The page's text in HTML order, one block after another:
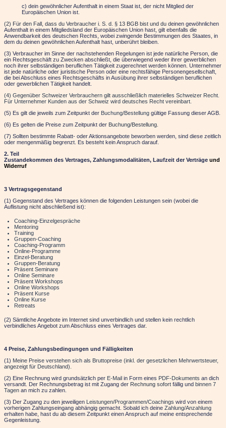
c) dein gewöhnlicher Aufenthalt in einem Staat ist, der nicht Mitglied der
Europäischen Union ist.
(2) Für den Fall, dass du Verbraucher i. S. d. § 13 BGB bist und du deinen gewöhnlichen
Aufenthalt in einem Mitgliedsland der Europäischen Union hast, gilt ebenfalls die
Anwendbarkeit des deutschen Rechts, wobei zwingende Bestimmungen des Staates, in
dem du deinen gewöhnlichen Aufenthalt hast, unberührt bleiben.
(3) Verbraucher im Sinne der nachstehenden Regelungen ist jede natürliche Person, die
ein Rechtsgeschäft zu Zwecken abschließt, die überwiegend weder ihrer gewerblichen
noch ihrer selbständigen beruflichen Tätigkeit zugerechnet werden können. Unternehmer
ist jede natürliche oder juristische Person oder eine rechtsfähige Personengesellschaft,
die bei Abschluss eines Rechtsgeschäfts in Ausübung ihrer selbständigen beruflichen
oder gewerblichen Tätigkeit handelt.
(4) Gegenüber Schweizer Verbrauchern gilt ausschließlich materielles Schweizer Recht.
Für Unternehmer Kunden aus der Schweiz wird deutsches Recht vereinbart.
(5) Es gilt die jeweils zum Zeitpunkt der Buchung/Bestellung gültige Fassung dieser AGB.
(6) Es gelten die Preise zum Zeitpunkt der Buchung/Bestellung.
(7) Sollten bestimmte Rabatt- oder Aktionsangebote beworben werden, sind diese zeitlich
oder mengenmäßig begrenzt. Es besteht kein Anspruch darauf.
2. Teil
Zustandekommen des Vertrages, Zahlungsmodalitäten, Laufzeit der Verträge und
Widerruf
3 Vertragsgegenstand
(1) Gegenstand des Vertrages können die folgenden Leistungen sein (wobei die
Auflistung nicht abschließend ist):
Coaching-Einzelgespräche
Mentoring
Training
Gruppen-Coaching
Coaching-Programm
Online-Programme
Einzel-Beratung
Gruppen-Beratung
Präsent Seminare
Online Seminare
Präsent Workshops
Online Workshops
Präsent Kurse
Online Kurse
Retreats
(2) Sämtliche Angebote im Internet sind unverbindlich und stellen kein rechtlich
verbindliches Angebot zum Abschluss eines Vertrages dar.
4 Preise, Zahlungsbedingungen und Fälligkeiten
(1) Meine Preise verstehen sich als Bruttopreise (inkl. der gesetzlichen Mehrwertsteuer,
angezeigt für Deutschland).
(2) Eine Rechnung wird grundsätzlich per E-Mail in Form eines PDF-Dokuments an dich
versandt. Der Rechnungsbetrag ist mit Zugang der Rechnung sofort fällig und binnen 7
Tagen an mich zu zahlen.
(3) Der Zugang zu den jeweiligen Leistungen/Programmen/Coachings wird von einem
vorherigen Zahlungseingang abhängig gemacht. Sobald ich deine Zahlung/Anzahlung
erhalten habe, hast du ab diesem Zeitpunkt einen Anspruch auf meine entsprechende
Gegenleistung.